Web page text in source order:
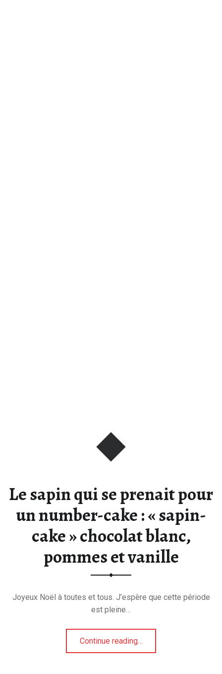
Le sapin qui se prenait pour
un number-cake : « sapin-
cake » chocolat blanc,
pommes et vanille
Joyeux Noël à toutes et tous. J’espère que cette période
est pleine…
Continue reading“Le sapin qui se prenait pour un number-cake : « sapin-cake » chocolat blanc, pommes et vanille”
…